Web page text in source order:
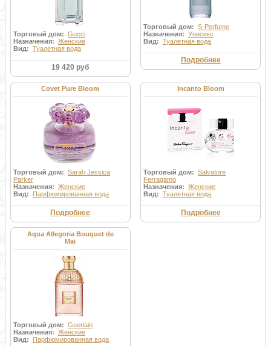
Торговый дом: Gucci
Назначения: Женские
Вид: Туалетная вода
19 420 руб
Торговый дом:S-Perfume
Назначения:Унисекс
Вид:Туалетная вода
Подробнее
Covet Pure Bloom
Торговый дом: Sarah Jessica
Parker
Назначения: Женские
Вид:
Парфюмированная вода
Подробнее
Incanto Bloom
Торговый дом:Salvatore
Ferragamo
Назначения:Женские
Вид:Туалетная вода
Подробнее
Aqua Allegoria Bouquet de
Mai
Торговый дом: Guerlain
Назначения: Женские
Вид:
Парфюмированная вода